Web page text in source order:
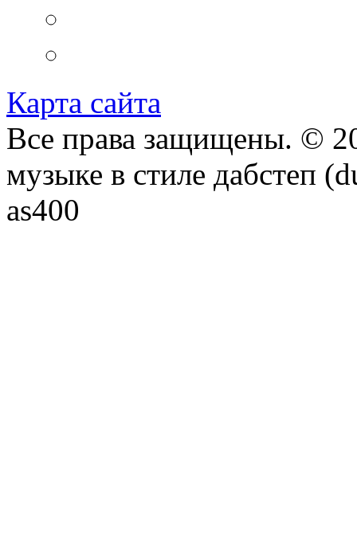
Карта сайта
Все права защищены. ©
музыке в стиле дабстеп
as400